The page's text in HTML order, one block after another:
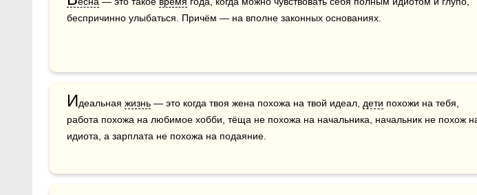
беспричинно улыбаться. Причём — на вполне законных основаниях.
Идеальная жизнь — это когда твоя жена похожа на твой идеал, дети похожи на тебя,
работа похожа на любимое хобби, тёща не похожа на начальника, начальник не похож
идиота, а зарплата не похожа на подаяние.